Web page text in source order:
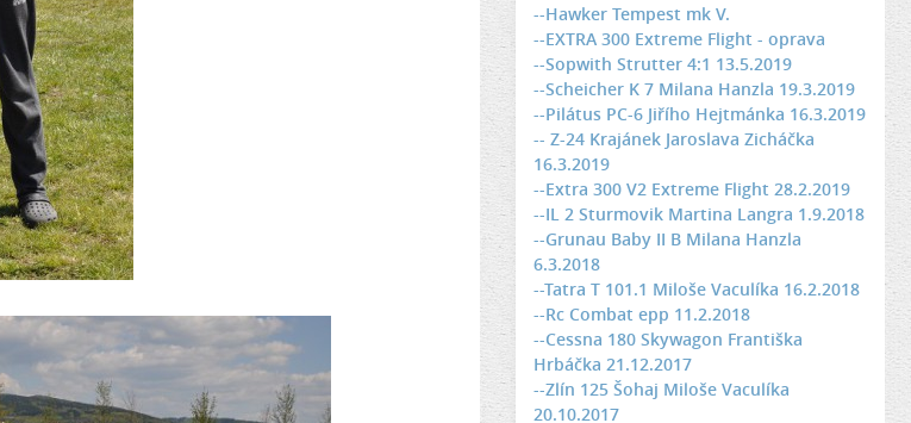
--Hawker Tempest mk V.
--EXTRA 300 Extreme Flight - oprava
--Sopwith Strutter 4:1 13.5.2019
--Scheicher K 7 Milana Hanzla 19.3.2019
--Pilátus PC-6 Jiřího Hejtmánka 16.3.2019
-- Z-24 Krajánek Jaroslava Zicháčka
16.3.2019
--Extra 300 V2 Extreme Flight 28.2.2019
--IL 2 Sturmovik Martina Langra 1.9.2018
--Grunau Baby II B Milana Hanzla
6.3.2018
--Tatra T 101.1 Miloše Vaculíka 16.2.2018
--Rc Combat epp 11.2.2018
--Cessna 180 Skywagon Františka
Hrbáčka 21.12.2017
--Zlín 125 Šohaj Miloše Vaculíka
20.10.2017